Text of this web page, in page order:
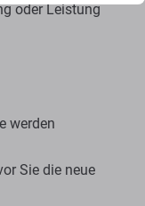
oder Leistung
werden
Sie die neue